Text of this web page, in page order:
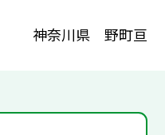
神奈川県 野町亘